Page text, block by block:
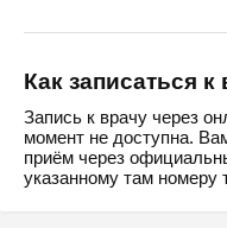
Как записаться
Запись к врачу через
момент не доступна.
приём через
указанному там номеру